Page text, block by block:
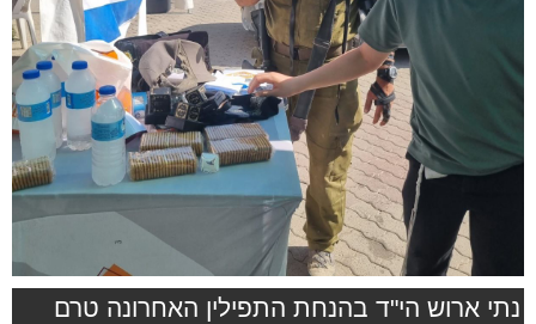
נתי ארוש הי"ד בהנחת התפילין האחרונה טרם